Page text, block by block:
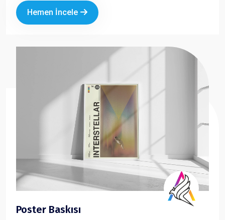
Kurumsal logo ve özel tasarımla üretilen sticker
baskılar, markanızın görünürlüğünü artırırken
Hemen İncele
Poster Baskısı